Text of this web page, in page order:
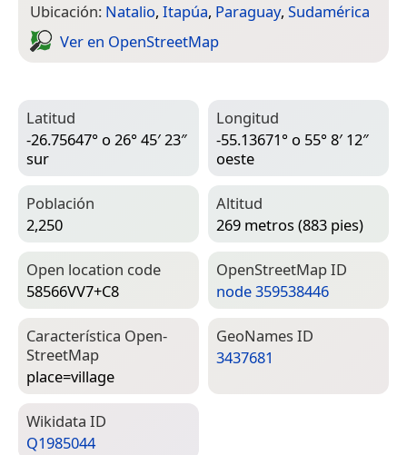
Ubicación: Natalio, Itapúa, Paraguay, Sudamérica
Ver en Open­Street­Map
Latitud
-26.75647° o 26° 45′ 23″
sur
Longitud
-55.13671° o 55° 8′ 12″
oeste
Población
2,250
Altitud
269 metros (883 pies)
Open location code
58566VV7+C8
Open­Street­Map ID
node 359538446
Característica Open­
Street­Map
place=­village
Geo­Names ID
3437681
Wiki­data ID
Q1985044